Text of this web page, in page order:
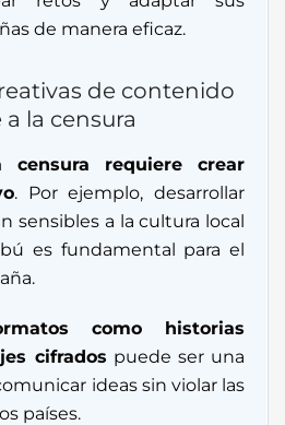
de manera eficaz.
de contenido
la censura
censura requiere crear
. Por ejemplo, desarrollar
sensibles a la cultura local
es fundamental para el
como historias
cifrados puede ser una
ideas sin violar las
países.